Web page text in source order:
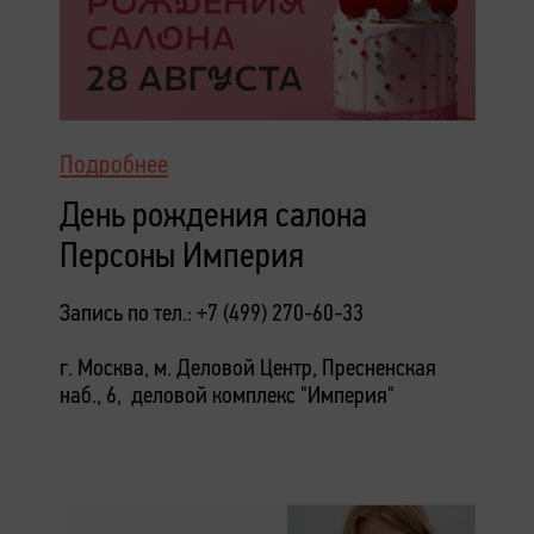
Подробнее
День рождения салона
Персоны Империя
Запись по тел.: +7 (499) 270-60-33
г. Москва, м. Деловой Центр, Пресненская
наб., 6, деловой комплекс "Империя"